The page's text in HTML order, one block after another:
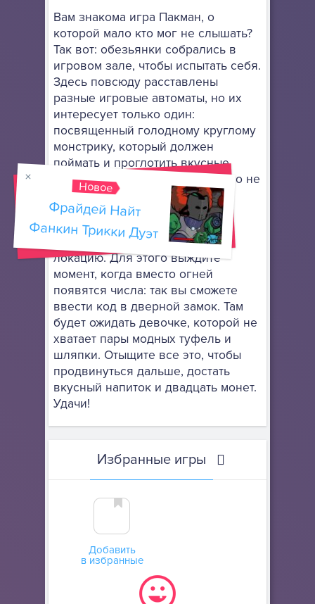
Вам знакома игра Пакман, о
которой мало кто мог не слышать?
Так вот: обезьянки собрались в
игровом зале, чтобы испытать себя.
Здесь повсюду расставлены
разные игровые автоматы, но их
интересует только один:
посвященный голодному круглому
монстрику, который должен
поймать и проглотить вкусные
шарики до того, пока его самого не
съедят монстры.
Здесь нужно будет сначала
придумать, как открыть вторую
локацию. Для этого выждите
момент, когда вместо огней
появятся числа: так вы сможете
ввести код в дверной замок. Там
будет ожидать девочке, которой не
хватает пары модных туфель и
шляпки. Отыщите все это, чтобы
продвинуться дальше, достать
вкусный напиток и двадцать монет.
Удачи!
Избранные игры
Добавить
в избранные
Новое
Фрайдей Найт
Фанкин Трикки Дуэт